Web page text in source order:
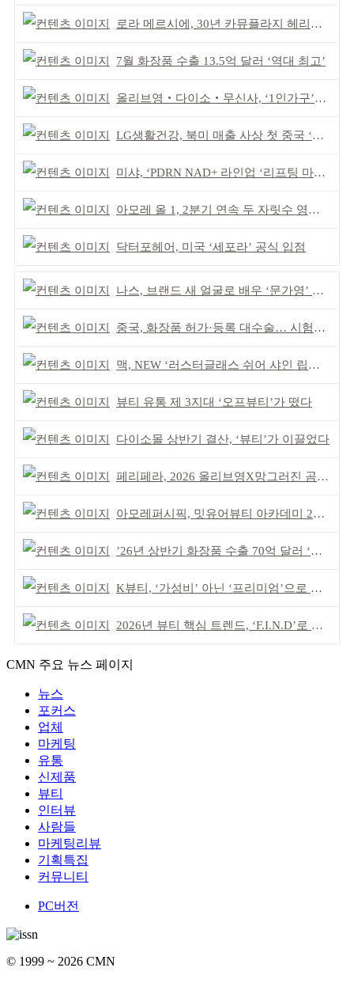
로라 메르시에, 30년 카뮤플라지 헤리티지 담아
7월 화장품 수출 13.5억 달러 ‘역대 최고’
올리브영‧다이소‧무신사, ‘1인가구’가 이끈다
LG생활건강, 북미 매출 사상 첫 중국 ‘추월’
미샤, ‘PDRN NAD+ 라인업 ‘리프팅 마스크’ 출시
아모레 올 1, 2분기 연속 두 자릿수 영업이익률 기록
닥터포헤어, 미국 ‘세포라’ 공식 입점
나스, 브랜드 새 얼굴로 배우 ‘문가영’ 발탁
중국, 화장품 허가·등록 대수술… 시험자료 공용 허용
맥, NEW ‘러스터글래스 쉬어 샤인 립스틱’ 출시
뷰티 유통 제 3지대 ‘오프뷰티’가 떴다
다이소몰 상반기 결산, ‘뷰티’가 이끌었다
페리페라, 2026 올리브영X망그러진 곰 콜라보
아모레퍼시픽, 밋유어뷰티 아카데미 2기 발대식
’26년 상반기 화장품 수출 70억 달러 ‘역대 최고’
K뷰티, ‘가성비’ 아닌 ‘프리미엄’으로 승부걸어야
2026년 뷰티 핵심 트렌드, ‘F.I.N.D’로 읽는다
CMN 주요 뉴스 페이지
뉴스
포커스
업체
마케팅
유통
신제품
뷰티
인터뷰
사람들
마케팅리뷰
기획특집
커뮤니티
PC버전
© 1999 ~ 2026 CMN